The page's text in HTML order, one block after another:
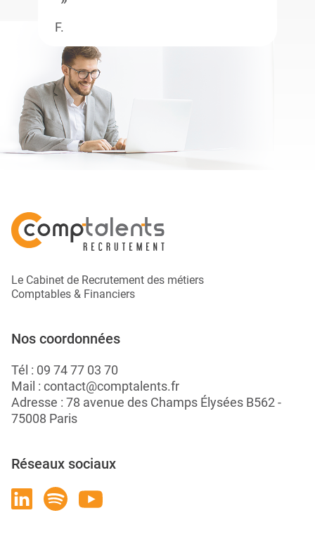
F.
Le Cabinet de Recrutement des métiers
Comptables & Financiers
Nos coordonnées
Tél : 09 74 77 03 70
Mail : contact@comptalents.fr
Adresse : 78 avenue des Champs Élysées B562 -
75008 Paris
Réseaux sociaux